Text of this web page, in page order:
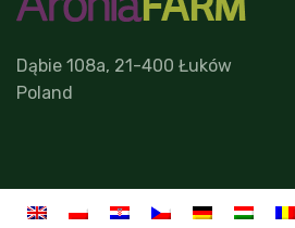
Dąbie 108a, 21-400 Łuków
Poland